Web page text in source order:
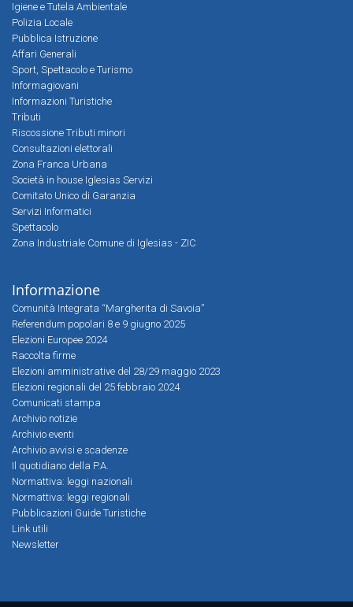
Igiene e Tutela Ambientale
Polizia Locale
Pubblica Istruzione
Affari Generali
Sport, Spettacolo e Turismo
Informagiovani
Informazioni Turistiche
Tributi
Riscossione Tributi minori
Consultazioni elettorali
Zona Franca Urbana
Società in house Iglesias Servizi
Comitato Unico di Garanzia
Servizi Informatici
Spettacolo
Zona Industriale Comune di Iglesias - ZIC
Informazione
Comunità Integrata “Margherita di Savoia”
Referendum popolari 8 e 9 giugno 2025
Elezioni Europee 2024
Raccolta firme
Elezioni amministrative del 28/29 maggio 2023
Elezioni regionali del 25 febbraio 2024
Comunicati stampa
Archivio notizie
Archivio eventi
Archivio avvisi e scadenze
Il quotidiano della P.A.
Normattiva: leggi nazionali
Normattiva: leggi regionali
Pubblicazioni Guide Turistiche
Link utili
Newsletter